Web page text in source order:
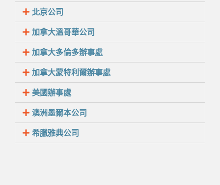
北京公司
加拿大溫哥華公司
加拿大多倫多辦事處
加拿大蒙特利爾辦事處
美國辦事處
澳洲墨爾本公司
希臘雅典公司